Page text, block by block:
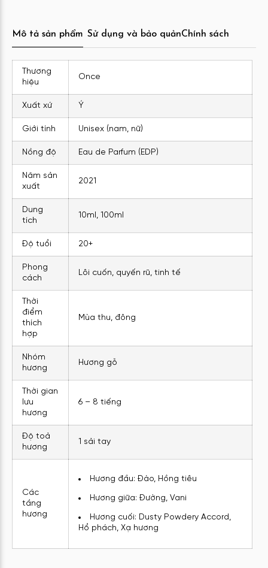
Mô tả sản phẩm Sử dụng và bảo quảnChính sách
Thương
hiệu
Once
Xuất xứ Ý
Giới tính Unisex (nam, nữ)
Nồng độ Eau de Parfum (EDP)
Năm sản
xuất
2021
Dung
tích
10ml, 100ml
Độ tuổi 20+
Phong
cách
Lôi cuốn, quyến rũ, tinh tế
Thời
điểm
thích
hợp
Mùa thu, đông
Nhóm
hương
Hương gỗ
Thời gian
lưu
hương
6 – 8 tiếng
Độ toả
hương
1 sải tay
Các
tầng
hương
Hương đầu: Đào, Hồng tiêu
Hương giữa: Đường, Vani
Hương cuối: Dusty Powdery Accord,
Hổ phách, Xạ hương